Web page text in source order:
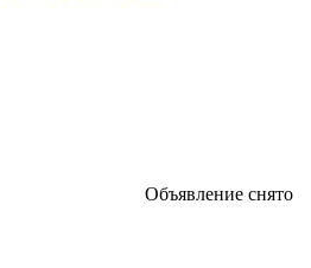
Объявление снято